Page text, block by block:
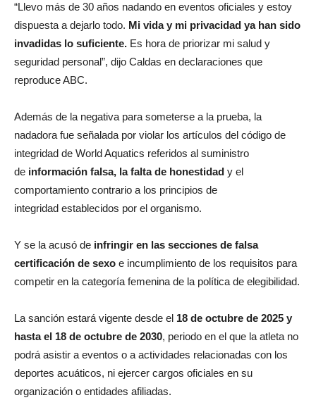
“Llevo más de 30 años nadando en eventos oficiales y estoy
dispuesta a dejarlo todo. Mi vida y mi privacidad ya han sido
invadidas lo suficiente. Es hora de priorizar mi salud y
seguridad personal”, dijo Caldas en declaraciones que
reproduce ABC.
Además de la negativa para someterse a la prueba, la
nadadora fue señalada por violar los artículos del código de
integridad de World Aquatics referidos al suministro
de información falsa, la falta de honestidad y el
comportamiento contrario a los principios de
integridad establecidos por el organismo.
Y se la acusó de infringir en las secciones de falsa
certificación de sexo e incumplimiento de los requisitos para
competir en la categoría femenina de la política de elegibilidad.
La sanción estará vigente desde el 18 de octubre de 2025 y
hasta el 18 de octubre de 2030, periodo en el que la atleta no
podrá asistir a eventos o a actividades relacionadas con los
deportes acuáticos, ni ejercer cargos oficiales en su
organización o entidades afiliadas.